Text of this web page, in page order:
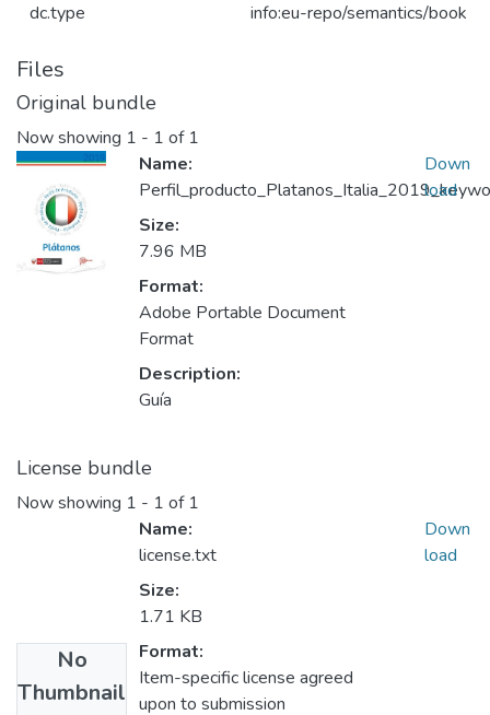
dc.type info:eu-repo/semantics/book
Files
Original bundle
Now showing 1 - 1 of 1
Name:
Size:
7.96 MB
Format:
Adobe Portable Document
Format
Description:
Guía
Down
load
License bundle
Now showing 1 - 1 of 1
No
Thumbnail
Name:
license.txt
Size:
1.71 KB
Format:
Item-specific license agreed
upon to submission
Down
load